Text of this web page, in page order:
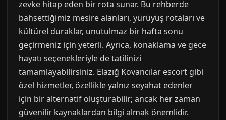
zevke hitap eden bir rota sunar. Bu rehberde
bahsettiğimiz mesire alanları, yürüyüş rotaları ve
kültürel duraklar, unutulmaz bir hafta sonu
geçirmeniz için yeterli. Ayrıca, konaklama ve gece
hayatı seçenekleriyle de tatilinizi
tamamlayabilirsiniz. Elazığ Kovancılar escort gibi
özel hizmetler, özellikle yalnız seyahat edenler
için bir alternatif oluşturabilir; ancak her zaman
güvenilir kaynaklardan bilgi almak önemlidir.